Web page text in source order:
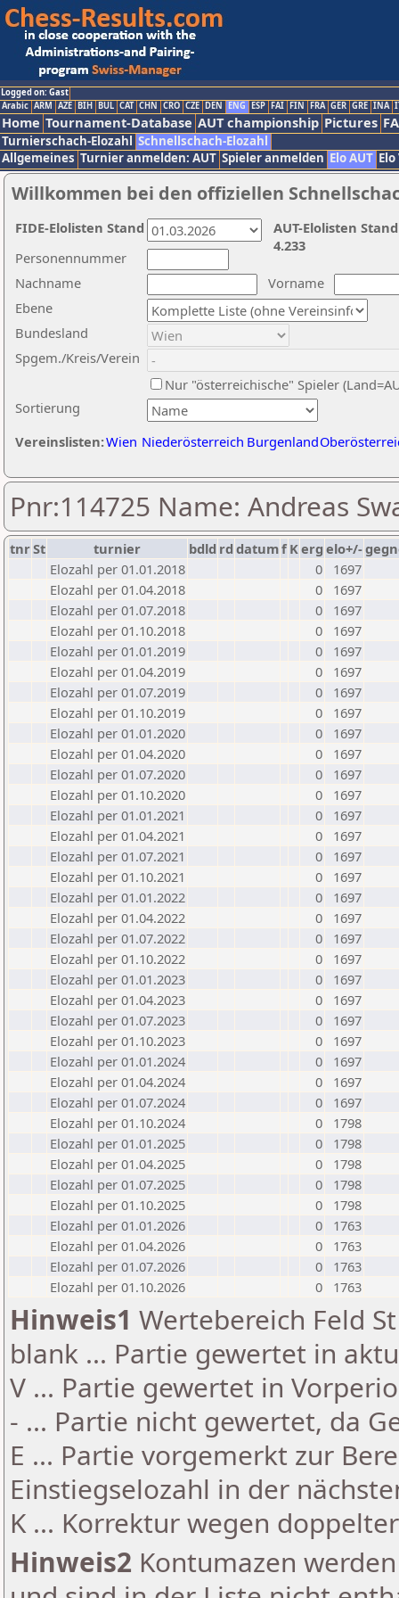
Logged on: Gast
Arabic ARM AZE BIH BUL CAT CHN CRO CZE DEN ENG ESP FAI FIN FRA GER GRE INA
Home Tournament-Database AUT championship Pictures
Turnierschach-Elozahl Schnellschach-Elozahl
Allgemeines Turnier anmelden: AUT Spieler anmelden Elo AUT
Willkommen bei den offiziellen
Nachname
Vorname
Ebene
Sortierung
Personennummer
Bundesland
Spgem./Kreis/Verein
Nur "österreichische" Spieler
Vereinslisten:Wien Niederösterreich Burgenland
AUT-Elolisten
4.233
FIDE-Elolisten Stand
Pnr:114725 Name: Andreas
tnrSt turnier bdld rd datumf Kerg elo+/-
Elozahl per 01.01.2018
0
1697
Elozahl per 01.04.2018
0
1697
Elozahl per 01.07.2018
0
1697
Elozahl per 01.10.2018
0
1697
Elozahl per 01.01.2019
0
1697
Elozahl per 01.04.2019
0
1697
Elozahl per 01.07.2019
0
1697
Elozahl per 01.10.2019
0
1697
Elozahl per 01.01.2020
0
1697
Elozahl per 01.04.2020
0
1697
Elozahl per 01.07.2020
0
1697
Elozahl per 01.10.2020
0
1697
Elozahl per 01.01.2021
0
1697
Elozahl per 01.04.2021
0
1697
Elozahl per 01.07.2021
0
1697
Elozahl per 01.10.2021
0
1697
Elozahl per 01.01.2022
0
1697
Elozahl per 01.04.2022
0
1697
Elozahl per 01.07.2022
0
1697
Elozahl per 01.10.2022
0
1697
Elozahl per 01.01.2023
0
1697
Elozahl per 01.04.2023
0
1697
Elozahl per 01.07.2023
0
1697
Elozahl per 01.10.2023
0
1697
Elozahl per 01.01.2024
0
1697
Elozahl per 01.04.2024
0
1697
Elozahl per 01.07.2024
0
1697
Elozahl per 01.10.2024
0
1798
Elozahl per 01.01.2025
0
1798
Elozahl per 01.04.2025
0
1798
Elozahl per 01.07.2025
0
1798
Elozahl per 01.10.2025
0
1798
Elozahl per 01.01.2026
0
1763
Elozahl per 01.04.2026
0
1763
Elozahl per 01.07.2026
0
1763
Elozahl per 01.10.2026
0 1763
Hinweis1 Wertebereich Feld
blank ... Partie gewertet in
V ... Partie gewertet in
- ... Partie nicht gewertet, da
E ... Partie vorgemerkt zur
Einstiegselozahl in der
K ... Korrektur wegen
Hinweis2 Kontumazen